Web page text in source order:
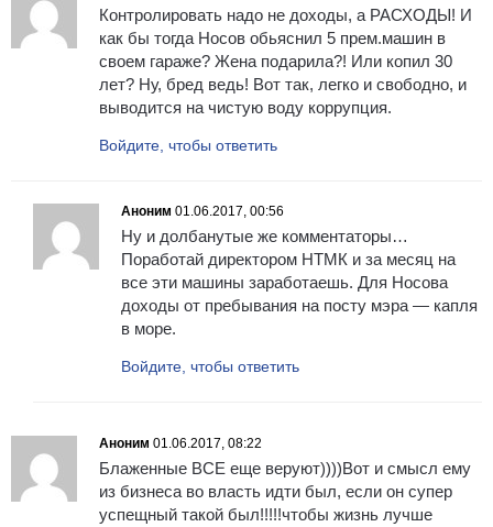
Контролировать надо не доходы, а РАСХОДЫ! И
как бы тогда Носов обьяснил 5 прем.машин в
своем гараже? Жена подарила?! Или копил 30
лет? Ну, бред ведь! Вот так, легко и свободно, и
выводится на чистую воду коррупция.
Войдите, чтобы ответить
Аноним 01.06.2017, 00:56
Ну и долбанутые же комментаторы…
Поработай директором НТМК и за месяц на
все эти машины заработаешь. Для Носова
доходы от пребывания на посту мэра — капля
в море.
Войдите, чтобы ответить
Аноним 01.06.2017, 08:22
Блаженные ВСЕ еще веруют))))Вот и смысл ему
из бизнеса во власть идти был, если он супер
успещный такой был!!!!!чтобы жизнь лучше